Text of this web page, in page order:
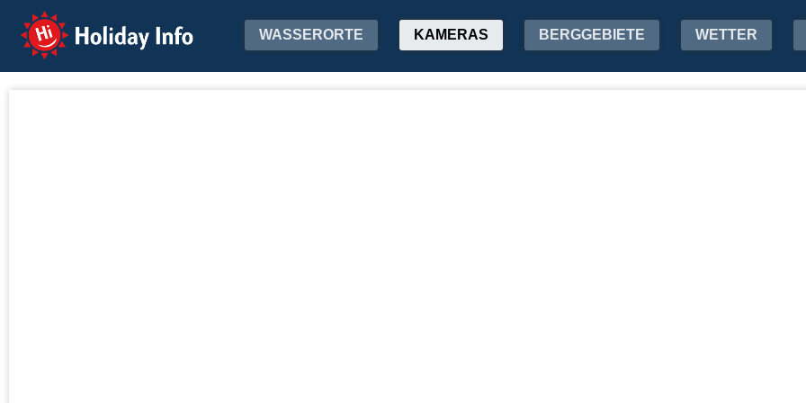
Holiday Info WASSERORTE KAMERAS BERGGEBIETE WETTER